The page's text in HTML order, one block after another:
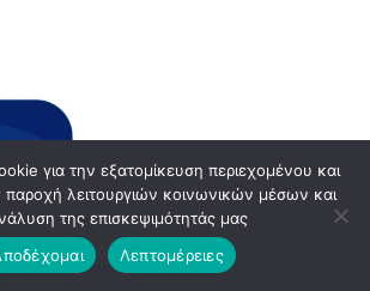
για την εξατομίκευση περιεχομένου και
παροχή λειτουργιών κοινωνικών μέσων και
της επισκεψιμότητάς μας
Λεπτομέρειες